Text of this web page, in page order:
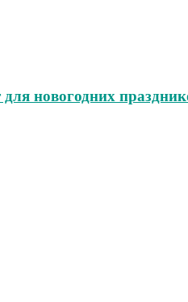
новогодних